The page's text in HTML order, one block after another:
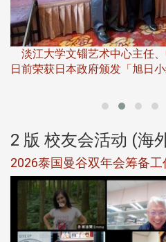
淡江大学文锱艺术中心主任、
日前荣获日本政府颁发「旭日
2 版 校友会活动 (海
2026泰国曼谷双年会筹备